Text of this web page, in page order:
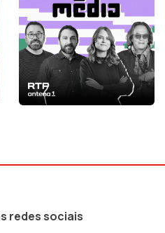
redes sociais